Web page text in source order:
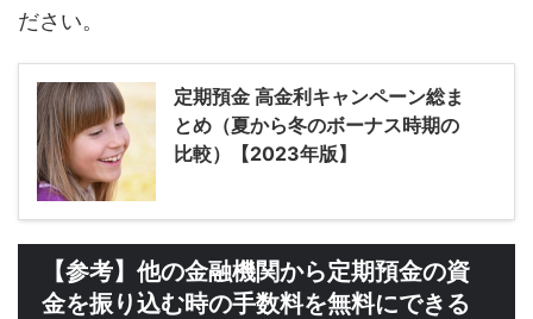
ださい。
定期預金 高金利キャンペーン総ま
とめ（夏から冬のボーナス時期の
比較）【2023年版】
【参考】他の金融機関から定期預金の資
金を振り込む時の手数料を無料にできる